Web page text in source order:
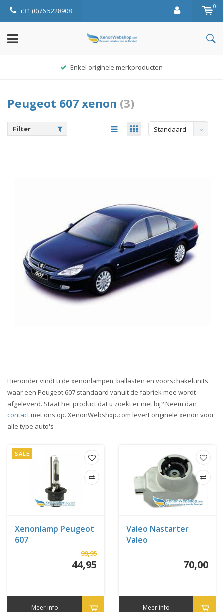
+31 (0)76 5228908 0
Enkel originele merkproducten
Peugeot 607 xenon (3)
Filter Standaard
Hieronder vindt u de xenonlampen, ballasten en voorschakelunits
waar een Peugeot 607 standaard vanuit de fabriek mee wordt
afgeleverd. Staat het product dat u zoekt er niet bij? Neem dan
contactmet ons op. XenonWebshop.com levert originele xenon voor
alle type auto's
SALE
Xenonlamp Peugeot
607
99,95
44,95
Meer info
Valeo Nastarter
Valeo
70,00
Meer info